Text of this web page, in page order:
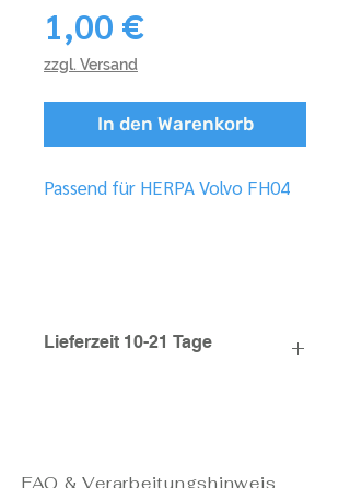
1,00 €Preis
zzgl. Versand
In den Warenkorb
Passend für HERPA Volvo FH04
Lieferzeit 10-21 Tage
FAQ & Verarbeitungshinweis